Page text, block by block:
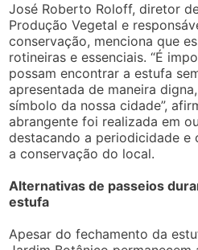
José Roberto Roloff, diretor
Produção Vegetal e
conservação, menciona que
rotineiras e essenciais. “É
possam encontrar a estufa
apresentada de maneira
símbolo da nossa cidade”,
abrangente foi realizada em
destacando a periodicidade e
a conservação do local.
Alternativas de passeios
estufa
Apesar do fechamento da